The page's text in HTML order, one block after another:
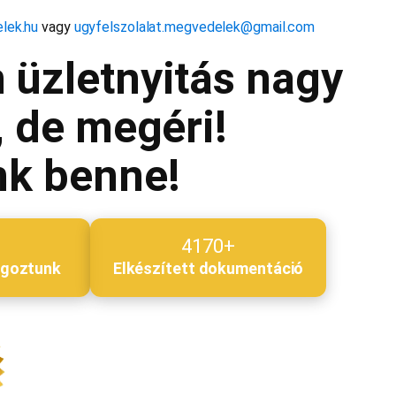
vagy ugyfelszolalat.megvedelek@gmail.com
üzletnyitás nagy
de megéri!
benne!
4170+
Elkészített dokumentáció